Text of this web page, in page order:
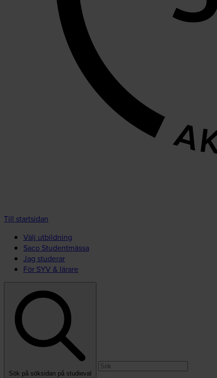
Till startsidan
Välj utbildning
Saco Studentmässa
Jag studerar
För SYV & lärare
Sök på söksidan på studieval